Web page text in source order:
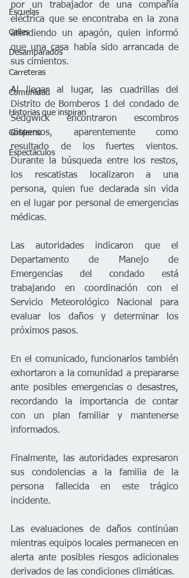
Escuelas
Calles
Desamparados
Carreteras
Comunidad
Historias que inspiran
Gobierno
Espectáculos
por un trabajador de una compañía
eléctrica que se encontraba en la zona
atendiendo un apagón, quien informó
que una casa había sido arrancada de
sus cimientos.
Al llegar al lugar, las cuadrillas del
Distrito de Bomberos 1 del condado de
Sedgwick encontraron escombros
dispersos, aparentemente como
resultado de los fuertes vientos.
Durante la búsqueda entre los restos,
los rescatistas localizaron a una
persona, quien fue declarada sin vida
en el lugar por personal de emergencias
médicas.
Las autoridades indicaron que el
Departamento de Manejo de
Emergencias del condado está
trabajando en coordinación con el
Servicio Meteorológico Nacional para
evaluar los daños y determinar los
próximos pasos.
En el comunicado, funcionarios también
exhortaron a la comunidad a prepararse
ante posibles emergencias o desastres,
recordando la importancia de contar
con un plan familiar y mantenerse
informados.
Finalmente, las autoridades expresaron
sus condolencias a la familia de la
persona fallecida en este trágico
incidente.
Las evaluaciones de daños continúan
mientras equipos locales permanecen en
alerta ante posibles riesgos adicionales
derivados de las condiciones climáticas.